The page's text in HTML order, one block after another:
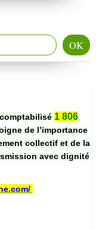
1 806
de l’importance
collectif et de la
avec dignité